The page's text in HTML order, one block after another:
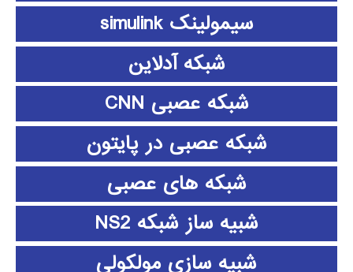
سیمولینک simulink
شبکه آدلاین
شبکه عصبی CNN
شبکه عصبی در پایتون
شبکه های عصبی
شبیه ساز شبکه NS2
شبیه سازی مولکولی